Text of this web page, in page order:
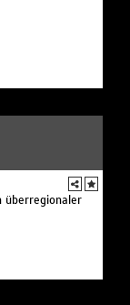
überregionaler